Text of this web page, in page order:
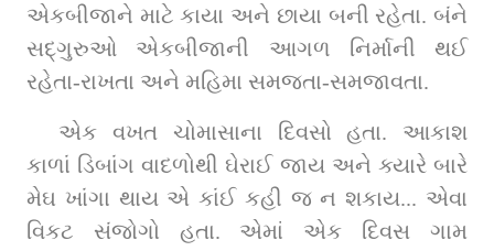
એકબીજાને માટે કાયા અને છાયા બની રહેતા. બંને
સદ્‌ગુરુઓ એકબીજાની આગળ નિર્માની થઈ
રહેતા-રાખતા અને મહિમા સમજતા-સમજાવતા.
એક વખત ચોમાસાના દિવસો હતા. આકાશ
કાળાં ડિબાંગ વાદળોથી ઘેરાઈ જાય અને ક્યારે બારે
મેઘ ખાંગા થાય એ કાંઈ કહી જ ન શકાય... એવા
વિકટ સંજોગો હતા. એમાં એક દિવસ ગામ